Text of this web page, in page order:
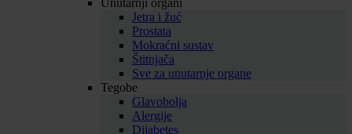
Unutarnji organi
Jetra i žuć
Prostata
Mokraćni sustav
Štitnjača
Sve za unutarnje organe
Tegobe
Glavobolja
Alergije
Dijabetes